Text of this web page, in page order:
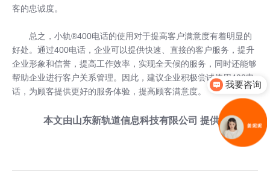
客的忠诚度。
总之，小轨®400电话的使用对于提高客户满意度有着明显的
好处。通过400电话，企业可以提供快速、直接的客户服务，提升
企业形象和信誉，提高工作效率，实现全天候的服务，同时还能够
帮助企业进行客户关系管理。因此，建议企业积极尝试使用400电
话，为顾客提供更好的服务体验，提高顾客满意度。
本文由山东新轨道信息科技有限公司 提供，点击咨
询
我要咨询